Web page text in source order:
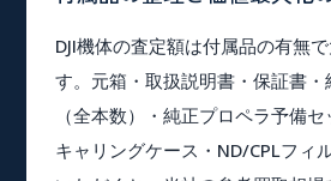
DJI機体の査定額は付属品の有無
す。元箱・取扱説明書・保証書・
（全本数）・純正プロペラ予備
キャリングケース・ND/CPLフィ